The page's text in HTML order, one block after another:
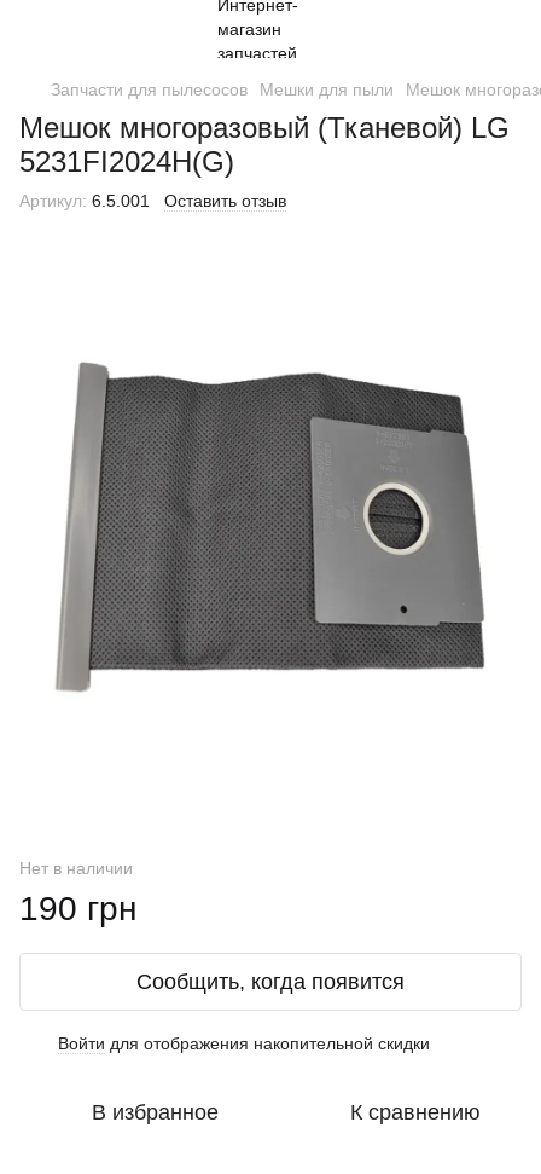
Запчасти для пылесосов Мешки для пыли Мешок
Мешок многоразовый (Тканевой) LG
5231FI2024H(G)
Артикул: 6.5.001 Оставить отзыв
Нет в наличии
190 грн
Сообщить, когда появится
Войти для отображения накопительной скидки
В избранное К сравнению